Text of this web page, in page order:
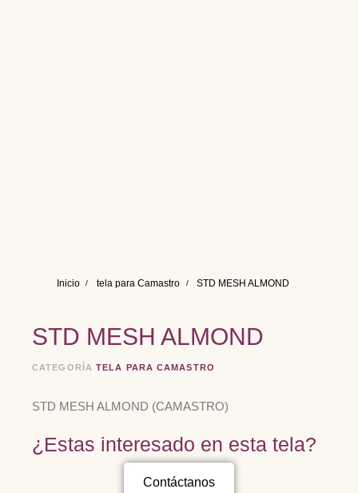
Inicio tela para Camastro STD MESH ALMOND
STD MESH ALMOND
CATEGORÍA TELA PARA CAMASTRO
STD MESH ALMOND (CAMASTRO)
¿Estas interesado en esta tela?
Contáctanos